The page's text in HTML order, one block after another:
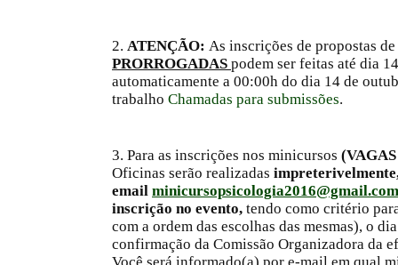
2. ATENÇÃO: As inscrições de propostas
PRORROGADAS podem ser feitas até dia
automaticamente a 00:00h do dia 14 de
trabalho Chamadas para submissões.
3. Para as inscrições nos minicursos
Oficinas serão realizadas
email minicursopsicologia2016@gmail.com
inscrição no evento, tendo como critério
com a ordem das escolhas das mesmas), o
confirmação da Comissão Organizadora da
Você será informado(a) por e-mail em qual